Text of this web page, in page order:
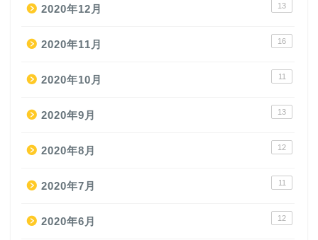
2020年12月 13
2020年11月 16
2020年10月 11
2020年9月 13
2020年8月 12
2020年7月 11
2020年6月 12